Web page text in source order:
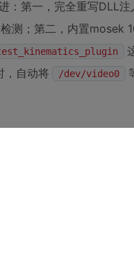
：第一，完全重写DLL
测；第二，内置mosek
自动将
/dev/video0
（22631）及以上版
。不是OpenClaw
是OpenClaw运行时安